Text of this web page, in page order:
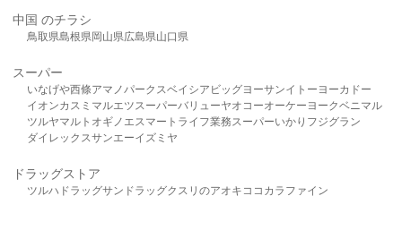
中国 のチラシ
鳥取県島根県岡山県広島県山口県
スーパー
いなげや西條アマノパークスベイシア ビッグヨーサンイトーヨーカドー
イオンカスミ マルエツスーパーバリューヤオコーオーケー ヨークベニマル
ツルヤマルト オギノ エスマート ライフ業務スーパーいかり フジグラン
ダイレックスサンエーイズミヤ
ドラッグストア
ツルハドラッグサンドラッグクスリのアオキ ココカラファイン